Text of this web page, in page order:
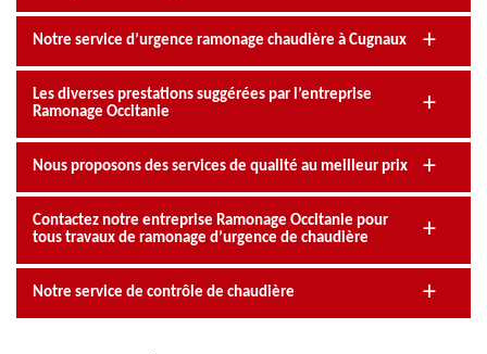
Notre service d’urgence ramonage chaudière à Cugnaux
Les diverses prestations suggérées par l’entreprise
Ramonage Occitanie
Nous proposons des services de qualité au meilleur prix
Contactez notre entreprise Ramonage Occitanie pour
tous travaux de ramonage d’urgence de chaudière
Notre service de contrôle de chaudière